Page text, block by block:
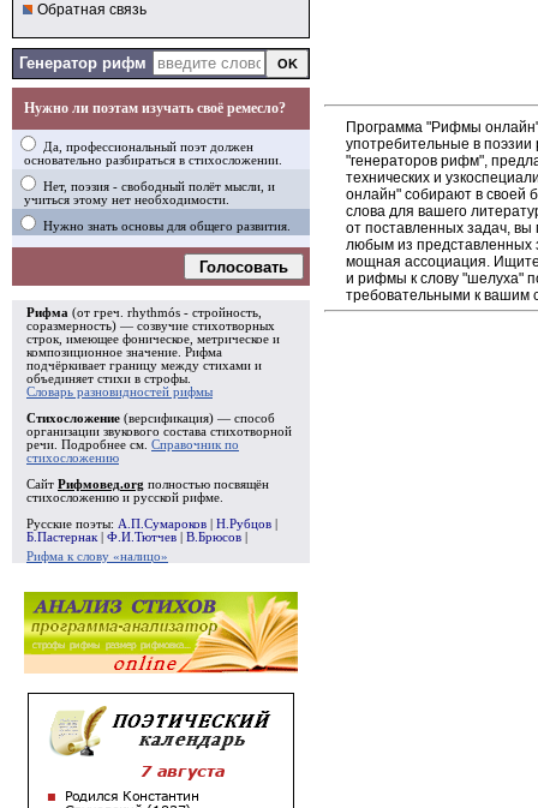
Обратная связь
Генератор рифм
Нужно ли поэтам изучать своё ремесло?
Да, профессиональный поэт должен
основательно разбираться в стихосложении.
Нет, поэзия - свободный полёт мысли, и
учиться этому нет необходимости.
Нужно знать основы для общего развития.
Голосовать
Рифма (от греч. rhythmós - стройность,
соразмерность) — созвучие стихотворных
строк, имеющее фоническое, метрическое и
композиционное значение. Рифма
подчёркивает границу между стихами и
объединяет стихи в строфы
Словарь разновидностей рифмы
Стихосложение (версификация) — способ
организации звукового состава стихотворной
речи. Подробнее см. Справочник по
стихосложению
Сайт Рифмовед.org полностью посвящён
стихосложению и русской рифме.
Русские поэты: А.П.Сумароков Н.Рубцов
Б.Пастернак
Ф.И.Тютчев В.Брюсов
Рифма к слову «налицо»
Программа "Рифмы
употребительные в
"генераторов рифм",
технических и
онлайн" собирают в своей
слова для вашего
от поставленных задач,
любым из
мощная ассоциация. Ищите
и рифмы к слову "шелуха"
требовательными к вашим